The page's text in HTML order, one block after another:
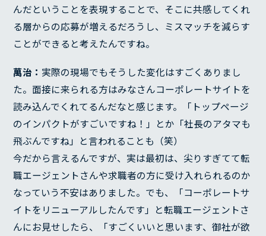
んだということを表現することで、そこに共感してくれ
る層からの応募が増えるだろうし、ミスマッチを減らす
ことができると考えたんですね。
萬治： 実際の現場でもそうした変化はすごくありまし
た。面接に来られる方はみなさんコーポレートサイトを
読み込んでくれてるんだなと感じます。「トップページ
のインパクトがすごいですね！」とか「社長のアタマも
飛ぶんですね」と言われることも（笑）
今だから言えるんですが、実は最初は、尖りすぎてて転
職エージェントさんや求職者の方に受け入れられるのか
なっていう不安はありました。でも、「コーポレートサ
イトをリニューアルしたんです」と転職エージェントさ
んにお見せしたら、「すごくいいと思います、御社が欲